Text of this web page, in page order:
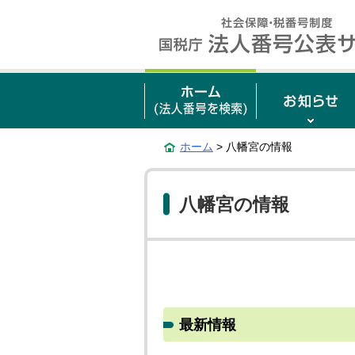
ホーム > 八幡宮の情報
八幡宮の情報
最新情報